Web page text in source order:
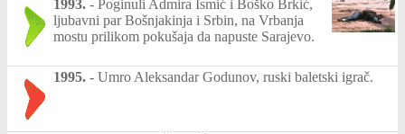
1993. - Poginuli Admira Ismić i Boško Brkić,
ljubavni par Bošnjakinja i Srbin, na Vrbanja
mostu prilikom pokušaja da napuste Sarajevo.
1995. - Umro Aleksandar Godunov, ruski baletski igrač.